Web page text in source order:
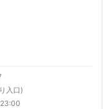
入口)
23:00